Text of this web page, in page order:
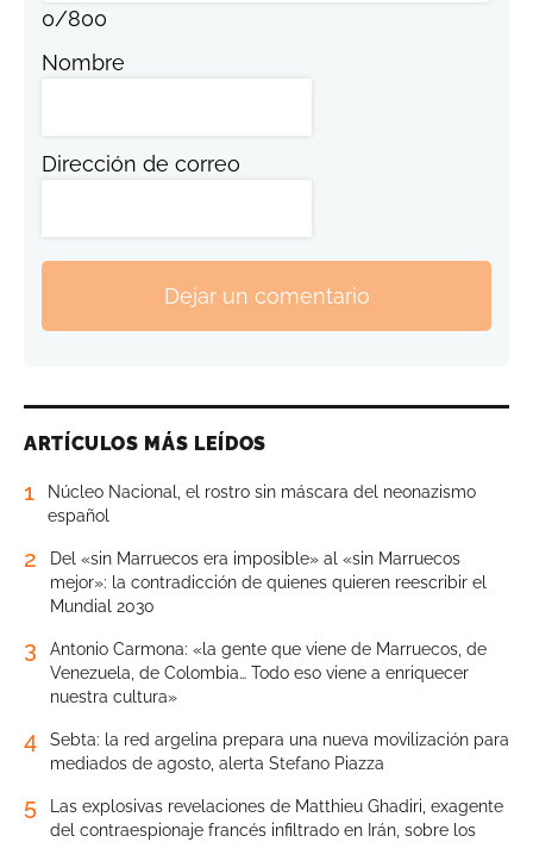
0/800
Nombre
Dirección de correo
Dejar un comentario
ARTÍCULOS MÁS LEÍDOS
1
Núcleo Nacional, el rostro sin máscara del neonazismo
español
2
Del «sin Marruecos era imposible» al «sin Marruecos
mejor»: la contradicción de quienes quieren reescribir el
Mundial 2030
3
Antonio Carmona: «la gente que viene de Marruecos, de
Venezuela, de Colombia… Todo eso viene a enriquecer
nuestra cultura»
4
Sebta: la red argelina prepara una nueva movilización para
mediados de agosto, alerta Stefano Piazza
5
Las explosivas revelaciones de Matthieu Ghadiri, exagente
del contraespionaje francés infiltrado en Irán, sobre los